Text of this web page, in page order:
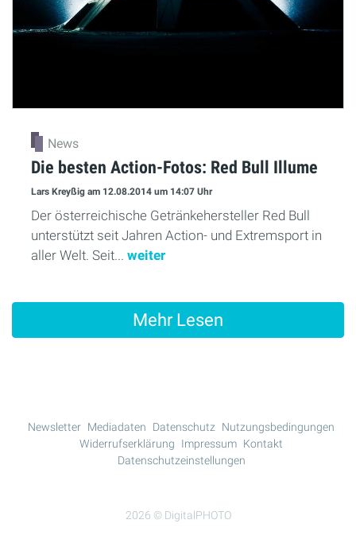
News
Die besten Action-Fotos: Red Bull Illume
Lars Kreyßig am 12.08.2014 um 14:07 Uhr
Der österreichische Getränkehersteller Red Bull
unterstützt seit Jahren Action- und Extremsport in
aller Welt. Seit... weiter
Mehr Lesen
2026 © DigitalPHOTO
Newsletter Mediadaten Datenschutz Nutzungsbedingungen
Widerrufserklärung
Impressum Kontakt
Datenschutzeinstellungen